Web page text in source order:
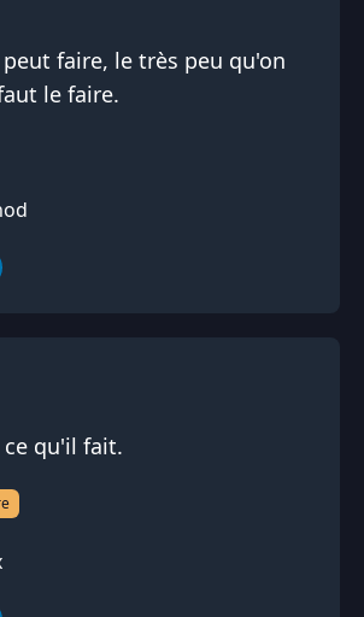
faire, le très peu qu'on
le faire.
qu'il fait.